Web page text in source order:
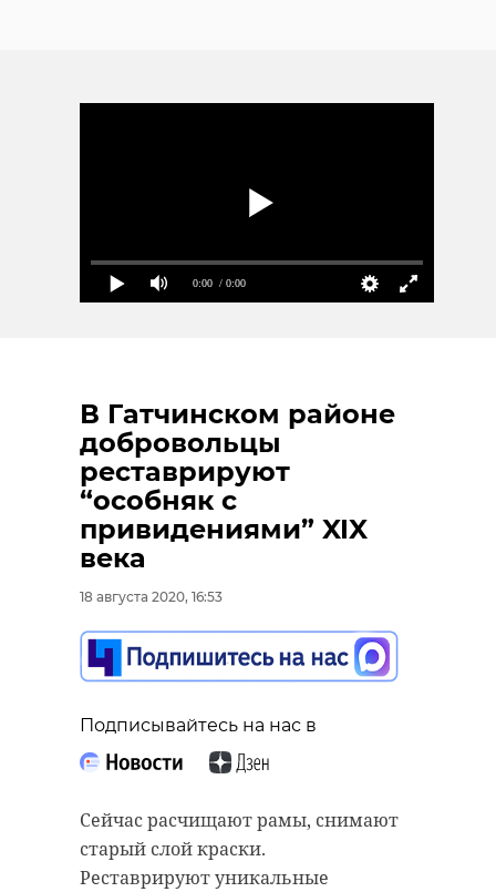
0:00 / 0:00
В Гатчинском районе
добровольцы
реставрируют
“особняк с
привидениями” XIX
века
18 августа 2020, 16:53
Подписывайтесь на нас в
Сейчас расчищают рамы, снимают
старый слой краски.
Реставрируют уникальные